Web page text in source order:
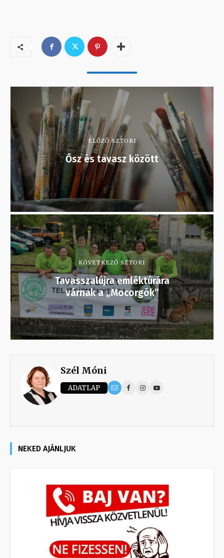
ELŐZŐ SZTORI
Ősz és tavasz között
KÖVETKEZŐ SZTORI
Tavasszalújra emléktúrára
várnak a „Mocorgók”
Szél Móni
ADATLAP
NEKED AJÁNLJUK